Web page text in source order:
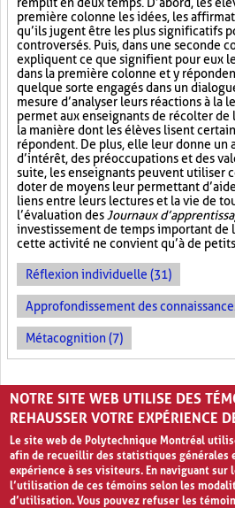
première colonne les idées, les
qu’ils jugent être les plus significatifs
controversés. Puis, dans une seconde
expliquent ce que signifient pour eux
dans la première colonne et y
quelque sorte engagés dans un
mesure d’analyser leurs réactions à la
permet aux enseignants de récolter
la manière dont les élèves lisent
répondent. De plus, elle leur donne un
d’intérêt, des préoccupations et des
suite, les enseignants peuvent utiliser
doter de moyens leur permettant
liens entre leurs lectures et la vie de
l’évaluation des Journaux
investissement de temps important de
cette activité ne convient qu’à de
Réflexion individuelle (31)
Approfondissement des
Métacognition (7)
PAGES
« ‹ 1 2 3 4 5 › »
NOTRE SITE WEB UTILISE DES
REHAUSSER VOTRE EXPÉRIENCE
Le site web de Polytechnique Montréal
afin de recueillir des statistiques
expérience à ses visiteurs. En naviguant sur
l’utilisation de ces témoins selon les
d’utilisation. Vous pouvez refuser les